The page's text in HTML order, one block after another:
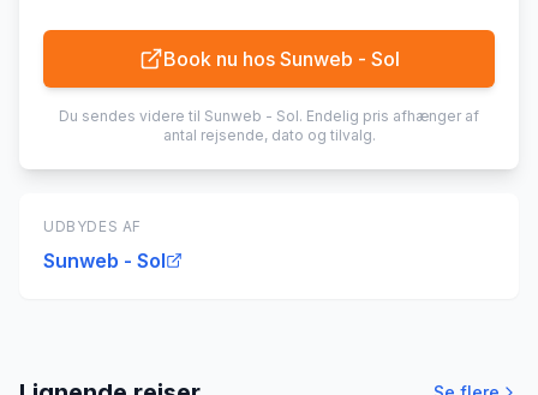
Book nu hos Sunweb - Sol
Du sendes videre til Sunweb - Sol. Endelig pris afhænger af
antal rejsende, dato og tilvalg.
UDBYDES AF
Sunweb - Sol